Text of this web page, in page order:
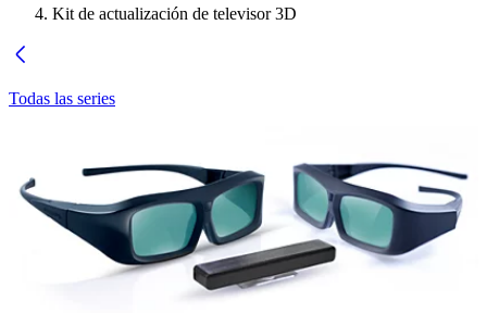
Kit de actualización de televisor 3D
Todas las series